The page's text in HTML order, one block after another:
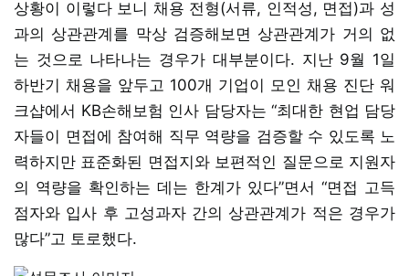
상황이 이렇다 보니 채용 전형(서류, 인적성, 면접)과 성
과의 상관관계를 막상 검증해보면 상관관계가 거의 없
는 것으로 나타나는 경우가 대부분이다. 지난 9월 1일
하반기 채용을 앞두고 100개 기업이 모인 채용 진단 워
크샵에서 KB손해보험 인사 담당자는 “최대한 현업 담당
자들이 면접에 참여해 직무 역량을 검증할 수 있도록 노
력하지만 표준화된 면접지와 보편적인 질문으로 지원자
의 역량을 확인하는 데는 한계가 있다”면서 “면접 고득
점자와 입사 후 고성과자 간의 상관관계가 적은 경우가
많다”고 토로했다.